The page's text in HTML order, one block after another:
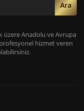
Ara
üzere Anadolu ve Avrupa
hizmet veren